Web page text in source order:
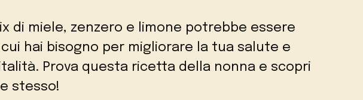
di miele, zenzero e limone potrebbe essere
hai bisogno per migliorare la tua salute e
Prova questa ricetta della nonna e scopri
stesso!